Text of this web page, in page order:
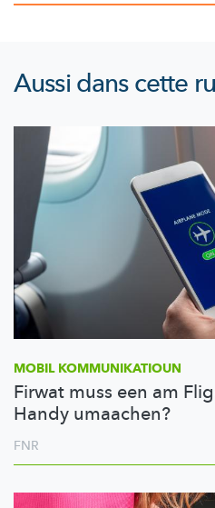
Aussi dans cette
MOBIL KOMMUNIKATIOUN
Firwat muss een am
Handy umaachen?
FNR